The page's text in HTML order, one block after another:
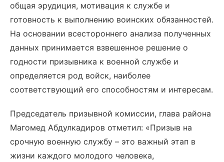
общая эрудиция, мотивация к службе и
готовность к выполнению воинских обязанностей.
На основании всестороннего анализа полученных
данных принимается взвешенное решение о
годности призывника к военной службе и
определяется род войск, наиболее
соответствующий его способностям и интересам.
Председатель призывной комиссии, глава района
Магомед Абдулкадиров отметил: «Призыв на
срочную военную службу – это важный этап в
жизни каждого молодого человека,